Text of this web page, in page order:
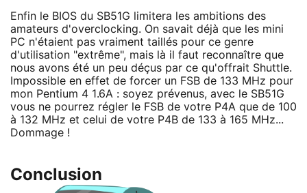
Enfin le BIOS du SB51G limitera les ambitions des
amateurs d'overclocking. On savait déjà que les mini
PC n'étaient pas vraiment taillés pour ce genre
d'utilisation "extrême", mais là il faut reconnaître que
nous avons été un peu déçus par ce qu'offrait Shuttle.
Impossible en effet de forcer un FSB de 133 MHz pour
mon Pentium 4 1.6A : soyez prévenus, avec le SB51G
vous ne pourrez régler le FSB de votre P4A que de 100
à 132 MHz et celui de votre P4B de 133 à 165 MHz...
Dommage !
Conclusion